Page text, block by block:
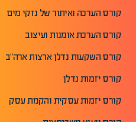
קורס הערכה ואיתור של נזקי מים
קורס הערכת אומנות ועיצוב
קורס השקעות נדלן ארצות ארה"ב
קורס יזמות נדלן
קורס יזמות עסקית והקמת עסק